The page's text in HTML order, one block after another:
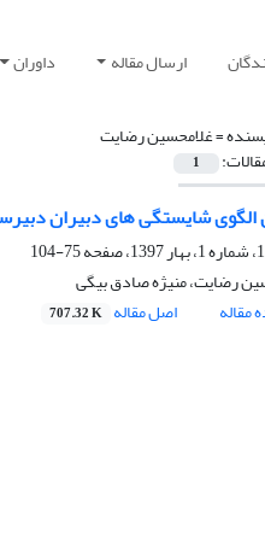
ارسال مقاله داوران
=غلامحسین رضایت
1
الگوی شایستگی های دبیران
75-104
رضایت، منیژه صادق بیگی
مقاله
اصل مقاله 707.32 K